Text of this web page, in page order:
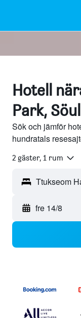
Hotell
Park, Söul
Sök och jämför
hundratals
2 gäster, 1 rum
fre 14/8